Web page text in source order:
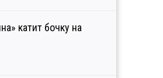
катит бочку на